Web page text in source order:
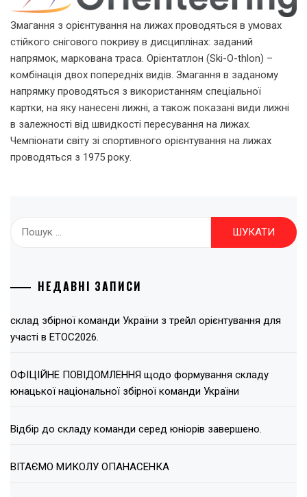
Змагання з орієнтування на лижах проводяться в умовах
стійкого снігового покриву в дисциплінах: заданий
напрямок, маркована траса. Орієнтатлон (Ski-O-thlon) –
комбінація двох попередніх видів. Змагання в заданому
напрямку проводяться з використанням спеціальної
картки, на яку нанесені лижні, а також показані види лижні
в залежності від швидкості пересування на лижах.
Чемпіонати світу зі спортивного орієнтування на лижах
проводяться з 1975 року.
НЕДАВНІ ЗАПИСИ
склад збірної команди України з трейл орієнтування для
участі в ЕТОС2026.
ОФІЦІЙНЕ ПОВІДОМЛЕННЯ щодо формування складу
юнацької національної збірної команди України
Відбір до складу команди серед юніорів завершено.
ВІТАЄМО МИКОЛУ ОПАНАСЕНКА